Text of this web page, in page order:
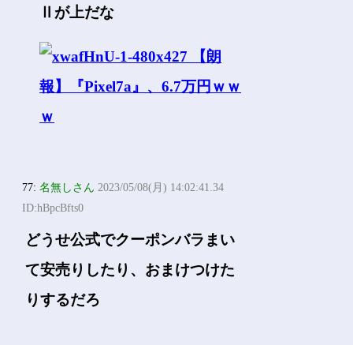
Ⅱが上だな
77:名無しさん 2023/05/08(月) 14:02:41.34
ID:hBpcBfts0
どうせ公式でクーポンバラまい
て安売りしたり、おまけつけた
りするだろ